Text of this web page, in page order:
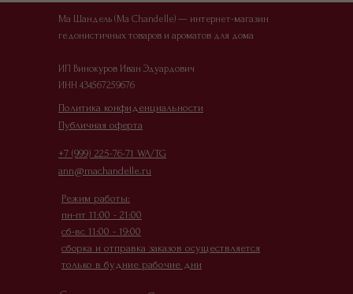
+7 (999) 225-76-71 WA/TG
ann@machandelle.ru
Режим работы:
пн-пт 11:00 - 21:00
сб-вс 11:00 - 19:00
сборка и отправка заказов осуществляется
только в будние рабочие дни
Ма Шандель (Ma Chandelle) — интернет-магазин
гедонистичных товаров и ароматов для дома
ИП Винокуров Иван Эдуардович
ИНН 434567259676
Публичная оферта
Политика конфиденциальности